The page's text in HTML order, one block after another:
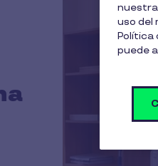
uso del
Política
puede